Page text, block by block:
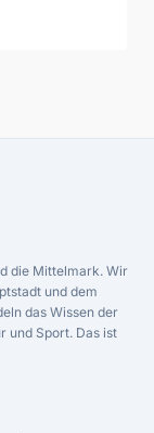
die Mittelmark. Wir
und dem
das Wissen der
und Sport. Das ist